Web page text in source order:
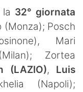
32° giornata
(Monza); Posch
Mari
Zortea
(LAZIO), Luis
(Napoli);